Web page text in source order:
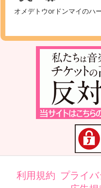
オメデトウorドンマイのハ
利用規約 プライ